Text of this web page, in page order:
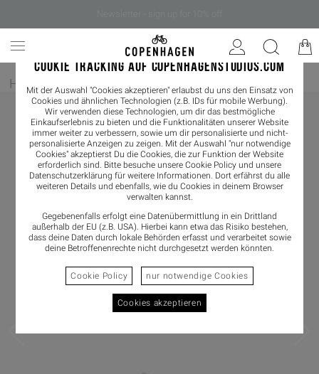
COOKIE TRACKING AUF COPENHAGENSTUDIOS.COM
Mit der Auswahl "Cookies akzeptieren" erlaubst du uns den Einsatz von
Cookies und ähnlichen Technologien (z.B. IDs für mobile Werbung).
Wir verwenden diese Technologien, um dir das bestmögliche
Einkaufserlebnis zu bieten und die Funktionalitäten unserer Website
immer weiter zu verbessern, sowie um dir personalisierte und nicht-
personalisierte Anzeigen zu zeigen. Mit der Auswahl "nur notwendige
Cookies" akzeptierst Du die Cookies, die zur Funktion der Website
erforderlich sind. Bitte besuche unsere Cookie Policy und unsere
Datenschutzerklärung für weitere Informationen. Dort erfährst du alle
weiteren Details und ebenfalls, wie du Cookies in deinem Browser
verwalten kannst.
Gegebenenfalls erfolgt eine Datenübermittlung in ein Drittland
außerhalb der EU (z.B. USA). Hierbei kann etwa das Risiko bestehen,
dass deine Daten durch lokale Behörden erfasst und verarbeitet sowie
deine Betroffenenrechte nicht durchgesetzt werden könnten.
Cookie Policy nur notwendige Cookies
Cookies akzeptieren
Home / Damen/ Slider